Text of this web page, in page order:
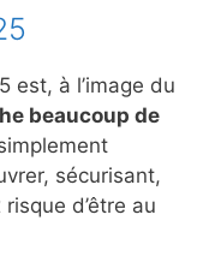
est, à l’image du
beaucoup de
sécurisant,
d’être au